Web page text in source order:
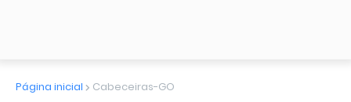
Página inicial Cabeceiras-GO